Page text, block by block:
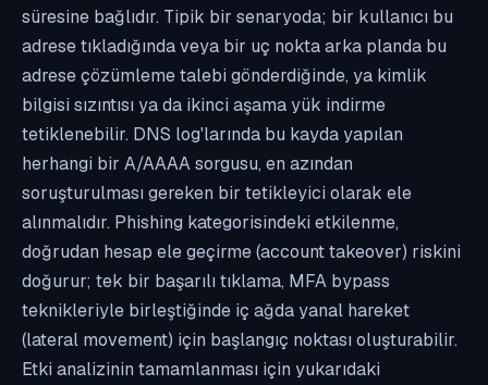
süresine bağlıdır. Tipik bir senaryoda; bir kullanıcı bu
adrese tıkladığında veya bir uç nokta arka planda bu
adrese çözümleme talebi gönderdiğinde, ya kimlik
bilgisi sızıntısı ya da ikinci aşama yük indirme
tetiklenebilir. DNS log'larında bu kayda yapılan
herhangi bir A/AAAA sorgusu, en azından
soruşturulması gereken bir tetikleyici olarak ele
alınmalıdır. Phishing kategorisindeki etkilenme,
doğrudan hesap ele geçirme (account takeover) riskini
doğurur; tek bir başarılı tıklama, MFA bypass
teknikleriyle birleştiğinde iç ağda yanal hareket
(lateral movement) için başlangıç noktası oluşturabilir.
Etki analizinin tamamlanması için yukarıdaki